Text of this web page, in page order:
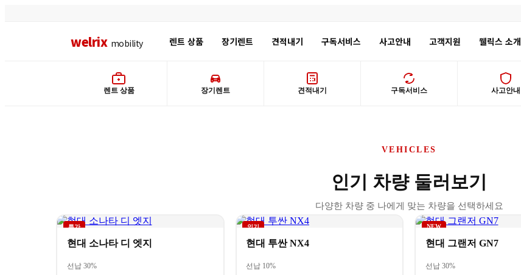
welrix mobility 렌트 상품 장기렌트 견적내기 구독서비스 사고안내 고객지원 웰릭스 소개
신차부터 중고차까지
초기비용 없이
렌트 상품 장기렌트 견적내기 구독서비스 사고안내
VEHICLES
인기 차량 둘러보기
다양한 차량 중 나에게 맞는 차량을 선택하세요
특가
현대 소나타 디 엣지
선납 30%
인기
현대 투싼 NX4
선납 10%
NEW
현대 그랜저 GN7
선납 30%